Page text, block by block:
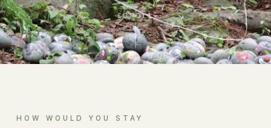
SCROLL
HOW WOULD YOU STAY